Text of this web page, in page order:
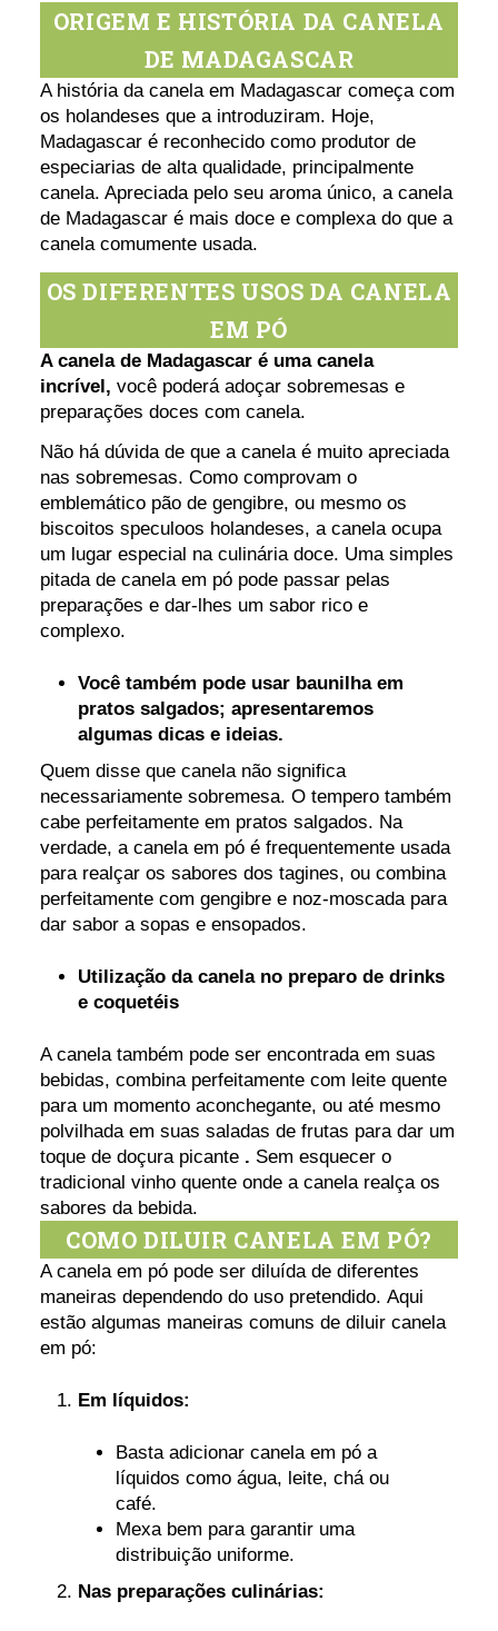
ORIGEM E HISTÓRIA DA CANELA
DE MADAGASCAR
A história da canela em Madagascar começa com
os holandeses que a introduziram. Hoje,
Madagascar é reconhecido como produtor de
especiarias de alta qualidade, principalmente
canela. Apreciada pelo seu aroma único, a canela
de Madagascar é mais doce e complexa do que a
canela comumente usada.
OS DIFERENTES USOS DA CANELA
EM PÓ
A canela de Madagascar é uma canela
incrível, você poderá adoçar sobremesas e
preparações doces com canela.
Não há dúvida de que a canela é muito apreciada
nas sobremesas. Como comprovam o
emblemático pão de gengibre, ou mesmo os
biscoitos speculoos holandeses, a canela ocupa
um lugar especial na culinária doce. Uma simples
pitada de canela em pó pode passar pelas
preparações e dar-lhes um sabor rico e
complexo.
Você também pode usar baunilha em
pratos salgados; apresentaremos
algumas dicas e ideias.
Quem disse que canela não significa
necessariamente sobremesa. O tempero também
cabe perfeitamente em pratos salgados. Na
verdade, a canela em pó é frequentemente usada
para realçar os sabores dos tagines, ou combina
perfeitamente com gengibre e noz-moscada para
dar sabor a sopas e ensopados.
Utilização da canela no preparo de drinks
e coquetéis
A canela também pode ser encontrada em suas
bebidas, combina perfeitamente com leite quente
para um momento aconchegante, ou até mesmo
polvilhada em suas saladas de frutas para dar um
toque de doçura picante . Sem esquecer o
tradicional vinho quente onde a canela realça os
sabores da bebida.
COMO DILUIR CANELA EM PÓ?
A canela em pó pode ser diluída de diferentes
maneiras dependendo do uso pretendido. Aqui
estão algumas maneiras comuns de diluir canela
em pó:
Em líquidos:
Basta adicionar canela em pó a
líquidos como água, leite, chá ou
café.
Mexa bem para garantir uma
distribuição uniforme.
Nas preparações culinárias: